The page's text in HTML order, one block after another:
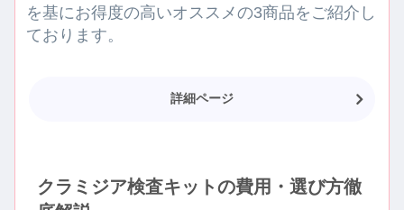
を基にお得度の高いオススメの3商品をご紹介し
ております。
詳細ページ
クラミジア検査キットの費用・選び方徹